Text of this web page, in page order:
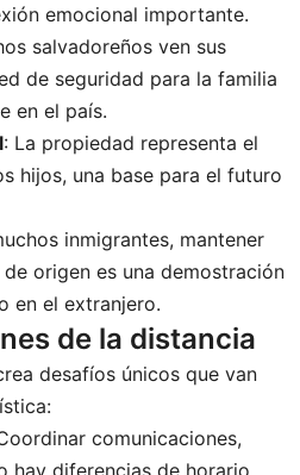
emocional importante.
salvadoreños ven sus
de seguridad para la familia
en el país.
: La propiedad representa el
hijos, una base para el futuro
inmigrantes, mantener
origen es una demostración
en el extranjero.
de la distancia
desafíos únicos que van
comunicaciones,
hay diferencias de horario